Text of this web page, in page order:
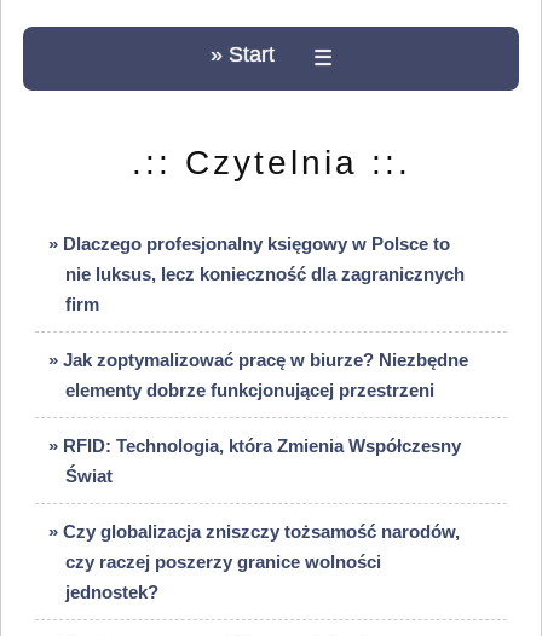
» Start ☰
.:: Czytelnia ::.
» Dlaczego profesjonalny księgowy w Polsce to
nie luksus, lecz konieczność dla zagranicznych
firm
» Jak zoptymalizować pracę w biurze? Niezbędne
elementy dobrze funkcjonującej przestrzeni
» RFID: Technologia, która Zmienia Współczesny
Świat
» Czy globalizacja zniszczy tożsamość narodów,
czy raczej poszerzy granice wolności
jednostek?